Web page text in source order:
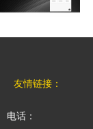
友情链接：
电话：